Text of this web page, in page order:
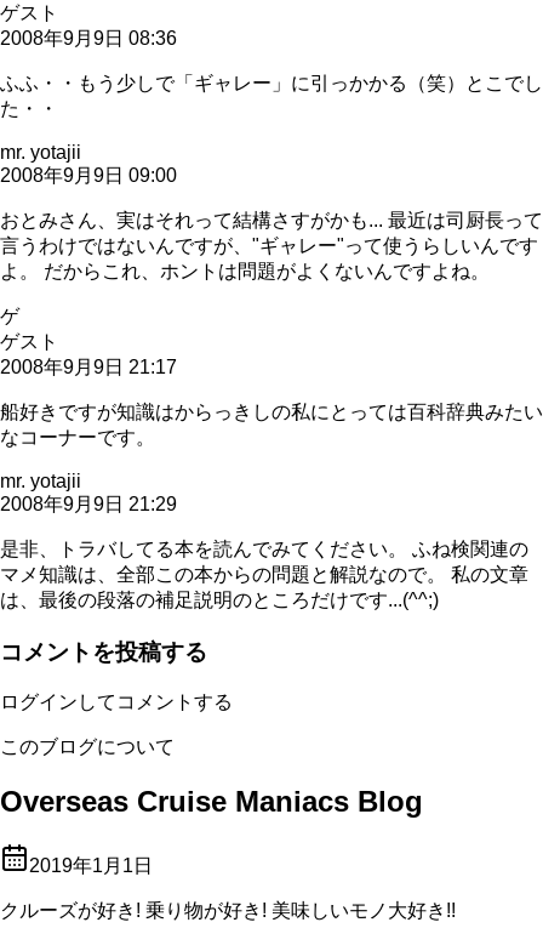
ゲスト
2008年9月9日 08:36
ふふ・・もう少しで「ギャレー」に引っかかる（笑）とこでし
た・・
mr. yotajii
2008年9月9日 09:00
おとみさん、実はそれって結構さすがかも... 最近は司厨長って
言うわけではないんですが、"ギャレー"って使うらしいんです
よ。 だからこれ、ホントは問題がよくないんですよね。
ゲ
ゲスト
2008年9月9日 21:17
船好きですが知識はからっきしの私にとっては百科辞典みたい
なコーナーです。
mr. yotajii
2008年9月9日 21:29
是非、トラバしてる本を読んでみてください。 ふね検関連の
マメ知識は、全部この本からの問題と解説なので。 私の文章
は、最後の段落の補足説明のところだけです...(^^;)
コメントを投稿する
ログインしてコメントする
このブログについて
Overseas Cruise Maniacs Blog
2019年1月1日
クルーズが好き! 乗り物が好き! 美味しいモノ大好き!!